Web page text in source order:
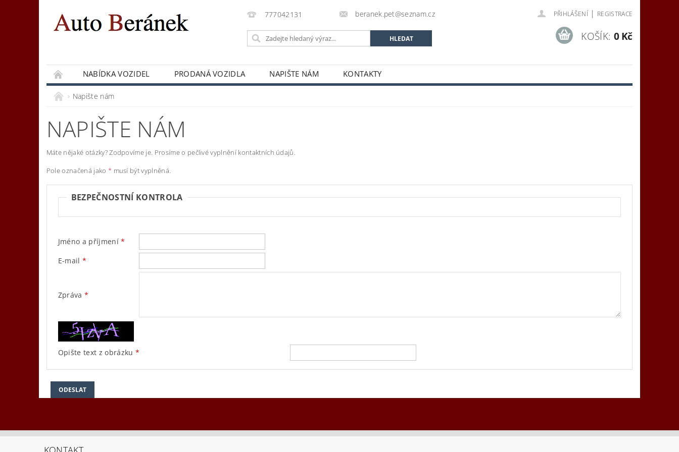
777042131 beranek.pet@seznam.cz PŘIHLÁŠENÍ | REGISTRACE
KOŠÍK: 0 Kč
NABÍDKA VOZIDEL PRODANÁ VOZIDLA NAPIŠTE NÁM KONTAKTY
Napište nám
NAPIŠTE NÁM
Máte nějaké otázky? Zodpovíme je. Prosíme o pečlivé vyplnění kontaktních údajů.
Pole označená jako * musí být vyplněná.
BEZPEČNOSTNÍ KONTROLA
Jméno a příjmení
E-mail
Zpráva
Opište text z obrázku